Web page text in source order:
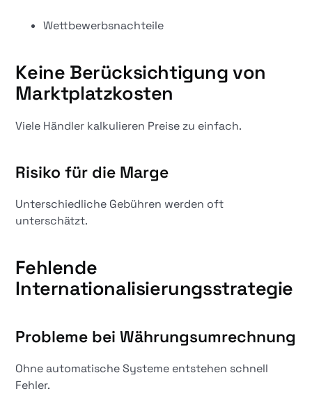
Wettbewerbsnachteile
Keine Berücksichtigung von
Marktplatzkosten
Viele Händler kalkulieren Preise zu einfach.
Risiko für die Marge
Unterschiedliche Gebühren werden oft
unterschätzt.
Fehlende
Internationalisierungsstrategie
Probleme bei Währungsumrechnung
Ohne automatische Systeme entstehen schnell
Fehler.